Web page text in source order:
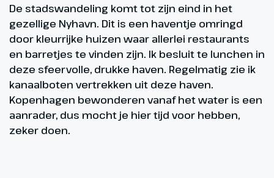
De stadswandeling komt tot zijn eind in het
gezellige Nyhavn. Dit is een haventje omringd
door kleurrijke huizen waar allerlei restaurants
en barretjes te vinden zijn. Ik besluit te lunchen in
deze sfeervolle, drukke haven. Regelmatig zie ik
kanaalboten vertrekken uit deze haven.
Kopenhagen bewonderen vanaf het water is een
aanrader, dus mocht je hier tijd voor hebben,
zeker doen.